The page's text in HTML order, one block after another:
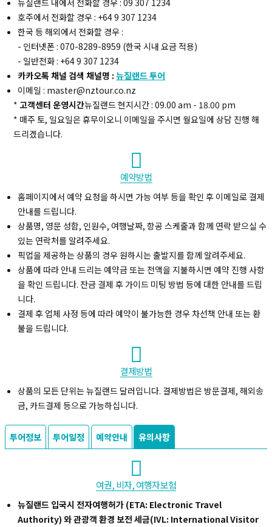
호주에서 전화할 경우 : +64 9 307 1234
한국 등 해외에서 전화할 경우 :
- 인터넷폰 : 070-8289-8959 (한국 시내 요금 적용)
- 일반전화 : +64 9 307 1234
카카오톡 채널 검색 채널명 : 뉴질랜드 투어
이메일 : master@nztour.co.nz
* 고객센터 운영시간뉴질랜드 현지시간 : 09.00 am - 18.00 pm
* 매주 토, 일요일은 휴무이오니 이메일을 주시면 월요일에 상담 진행 해
드리겠습니다.
예약방법
홈페이지에서 예약 요청을 하시면 가능 여부 등을 확인 후 이메일로 결제
안내를 드립니다.
상품명, 영문 성함, 인원수, 여행날짜, 항공 스케줄과 함께 연락 받으실 수
있는 연락처를 알려주세요.
픽업을 제공하는 상품의 경우 원하시는 출발지를 함께 알려주세요.
상품에 따라 안내 드리는 예약금 또는 전액을 지불하시면 예약 진행 사항
을 확인 드립니다. 잔금 결제 후 가이드 미팅 방법 등에 대한 안내를 드립
니다.
결제 후 업체 사정 등에 따라 예약이 불가능한 경우 차선책 안내 또는 환
불을 드립니다.
결제방법
상품의 모든 단위는 뉴질랜드 달러입니다. 결제방법은 방문결제, 해외송
금, 카드결제 등으로 가능하십니다.
투어정보 투어일정 예약안내 유의사항
여권, 비자, 여행자보험
뉴질랜드 입국시 전자여행허가 (ETA: Electronic Travel
Authority) 와 관광객 환경 보전 세금(IVL: International Visitor